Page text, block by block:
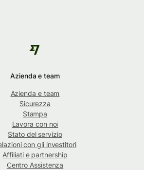
Azienda e team
Azienda e team
Sicurezza
Stampa
Lavora con noi
Stato del servizio
con gli investitori
Affiliati e partnership
Centro Assistenza